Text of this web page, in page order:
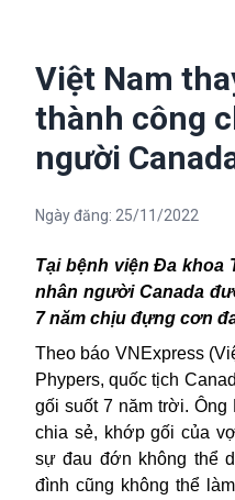
Việt Nam
thành công
người
Ngày đăng: 25/11/2022
Tại bệnh viện Đa khoa
nhân người Canada
7 năm chịu đựng cơn
Theo báo VNExpress
Phypers, quốc tịch
gối suốt 7 năm trời. Ông
chia sẻ, khớp gối của
sự đau đớn không thể
đình cũng không thể